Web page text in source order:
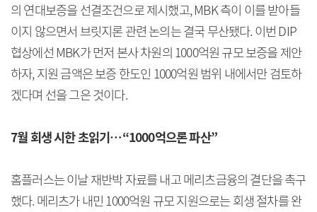
의 연대보증을 선결조건으로 제시했고, MBK 측이 이를 받아들
이지 않으면서 브릿지론 관련 논의는 결국 무산됐다. 이번 DIP
협상에선 MBK가 먼저 본사 차원의 1000억원 규모 보증을 제안
하자, 지원 금액은 보증 한도인 1000억원 범위 내에서만 검토하
겠다며 선을 그은 것이다.
7월 회생 시한 초읽기…“1000억으론 파산”
홈플러스는 이날 재반박 자료를 내고 메리츠금융의 결단을 촉구
했다. 메리츠가 내민 1000억원 규모 지원으로는 회생 절차를 완